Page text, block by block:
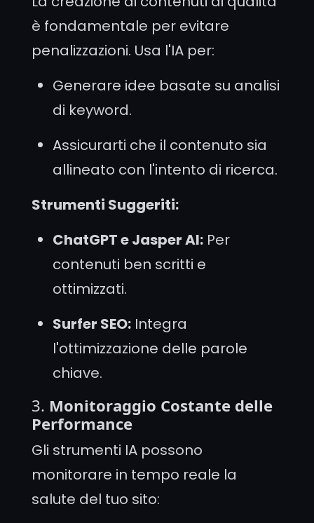
è fondamentale per evitare
penalizzazioni. Usa l'IA per:
Generare idee basate su analisi
di keyword.
Assicurarti che il contenuto sia
allineato con l'intento di ricerca.
Strumenti Suggeriti:
ChatGPT e Jasper AI:Per
contenuti ben scritti e
ottimizzati.
Surfer SEO:Integra
l'ottimizzazione delle parole
chiave.
3. Monitoraggio Costante delle
Performance
Gli strumenti IA possono
monitorare in tempo reale la
salute del tuo sito: